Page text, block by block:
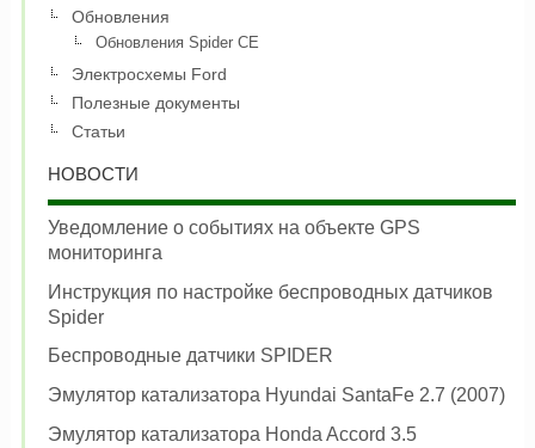
Обновления
Обновления Spider CE
Электросхемы Ford
Полезные документы
Статьи
НОВОСТИ
Уведомление о событиях на объекте GPS
мониторинга
Инструкция по настройке беспроводных датчиков
Spider
Беспроводные датчики SPIDER
Эмулятор катализатора Hyundai SantaFe 2.7 (2007)
Эмулятор катализатора Honda Accord 3.5